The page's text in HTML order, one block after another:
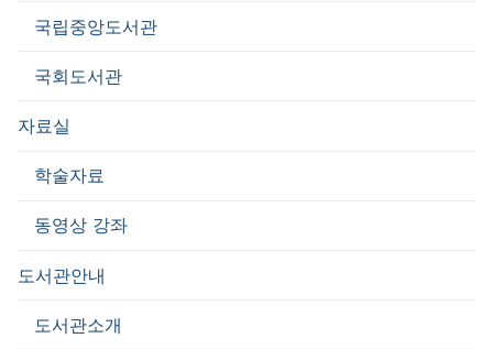
국립중앙도서관
국회도서관
자료실
학술자료
동영상 강좌
도서관안내
도서관소개